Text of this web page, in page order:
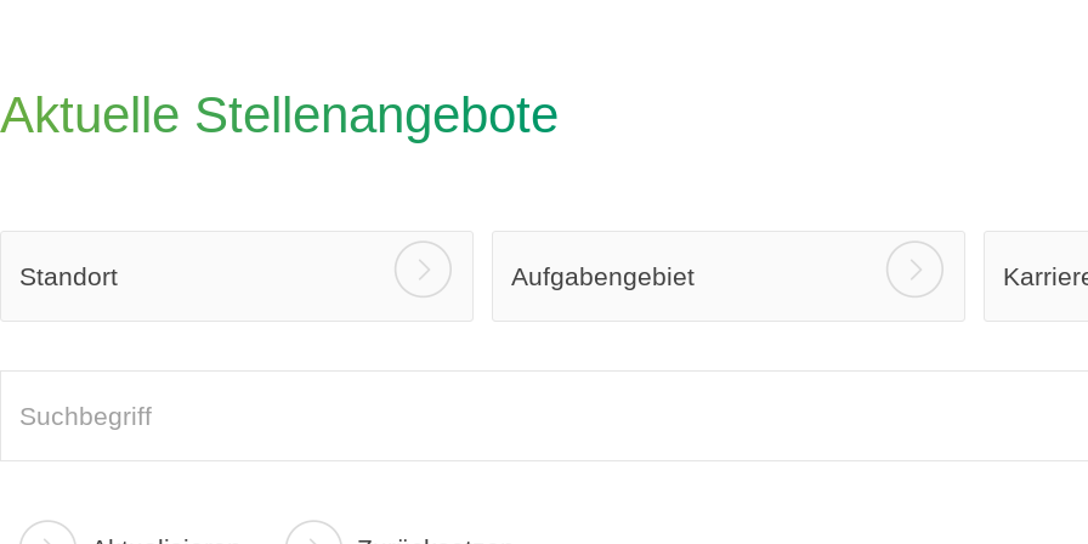
Aktuelle Stellenangebote
Standort Aufgabengebiet